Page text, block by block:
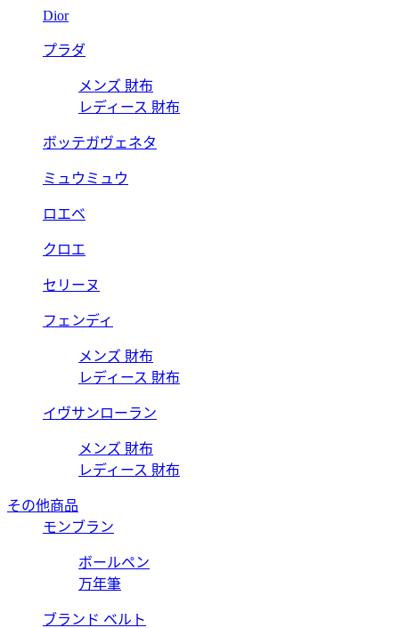
Dior
プラダ
メンズ 財布
レディース 財布
ボッテガヴェネタ
ミュウミュウ
ロエベ
クロエ
セリーヌ
フェンディ
メンズ 財布
レディース 財布
イヴサンローラン
メンズ 財布
レディース 財布
その他商品
モンブラン
ボールペン
万年筆
ブランド ベルト